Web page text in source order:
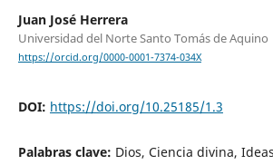
Juan José Herrera
Universidad del Norte Santo Tomás de Aquino
https://orcid.org/0000-0001-7374-034X
DOI: https://doi.org/10.25185/1.3
Palabras clave: Dios, Ciencia divina,